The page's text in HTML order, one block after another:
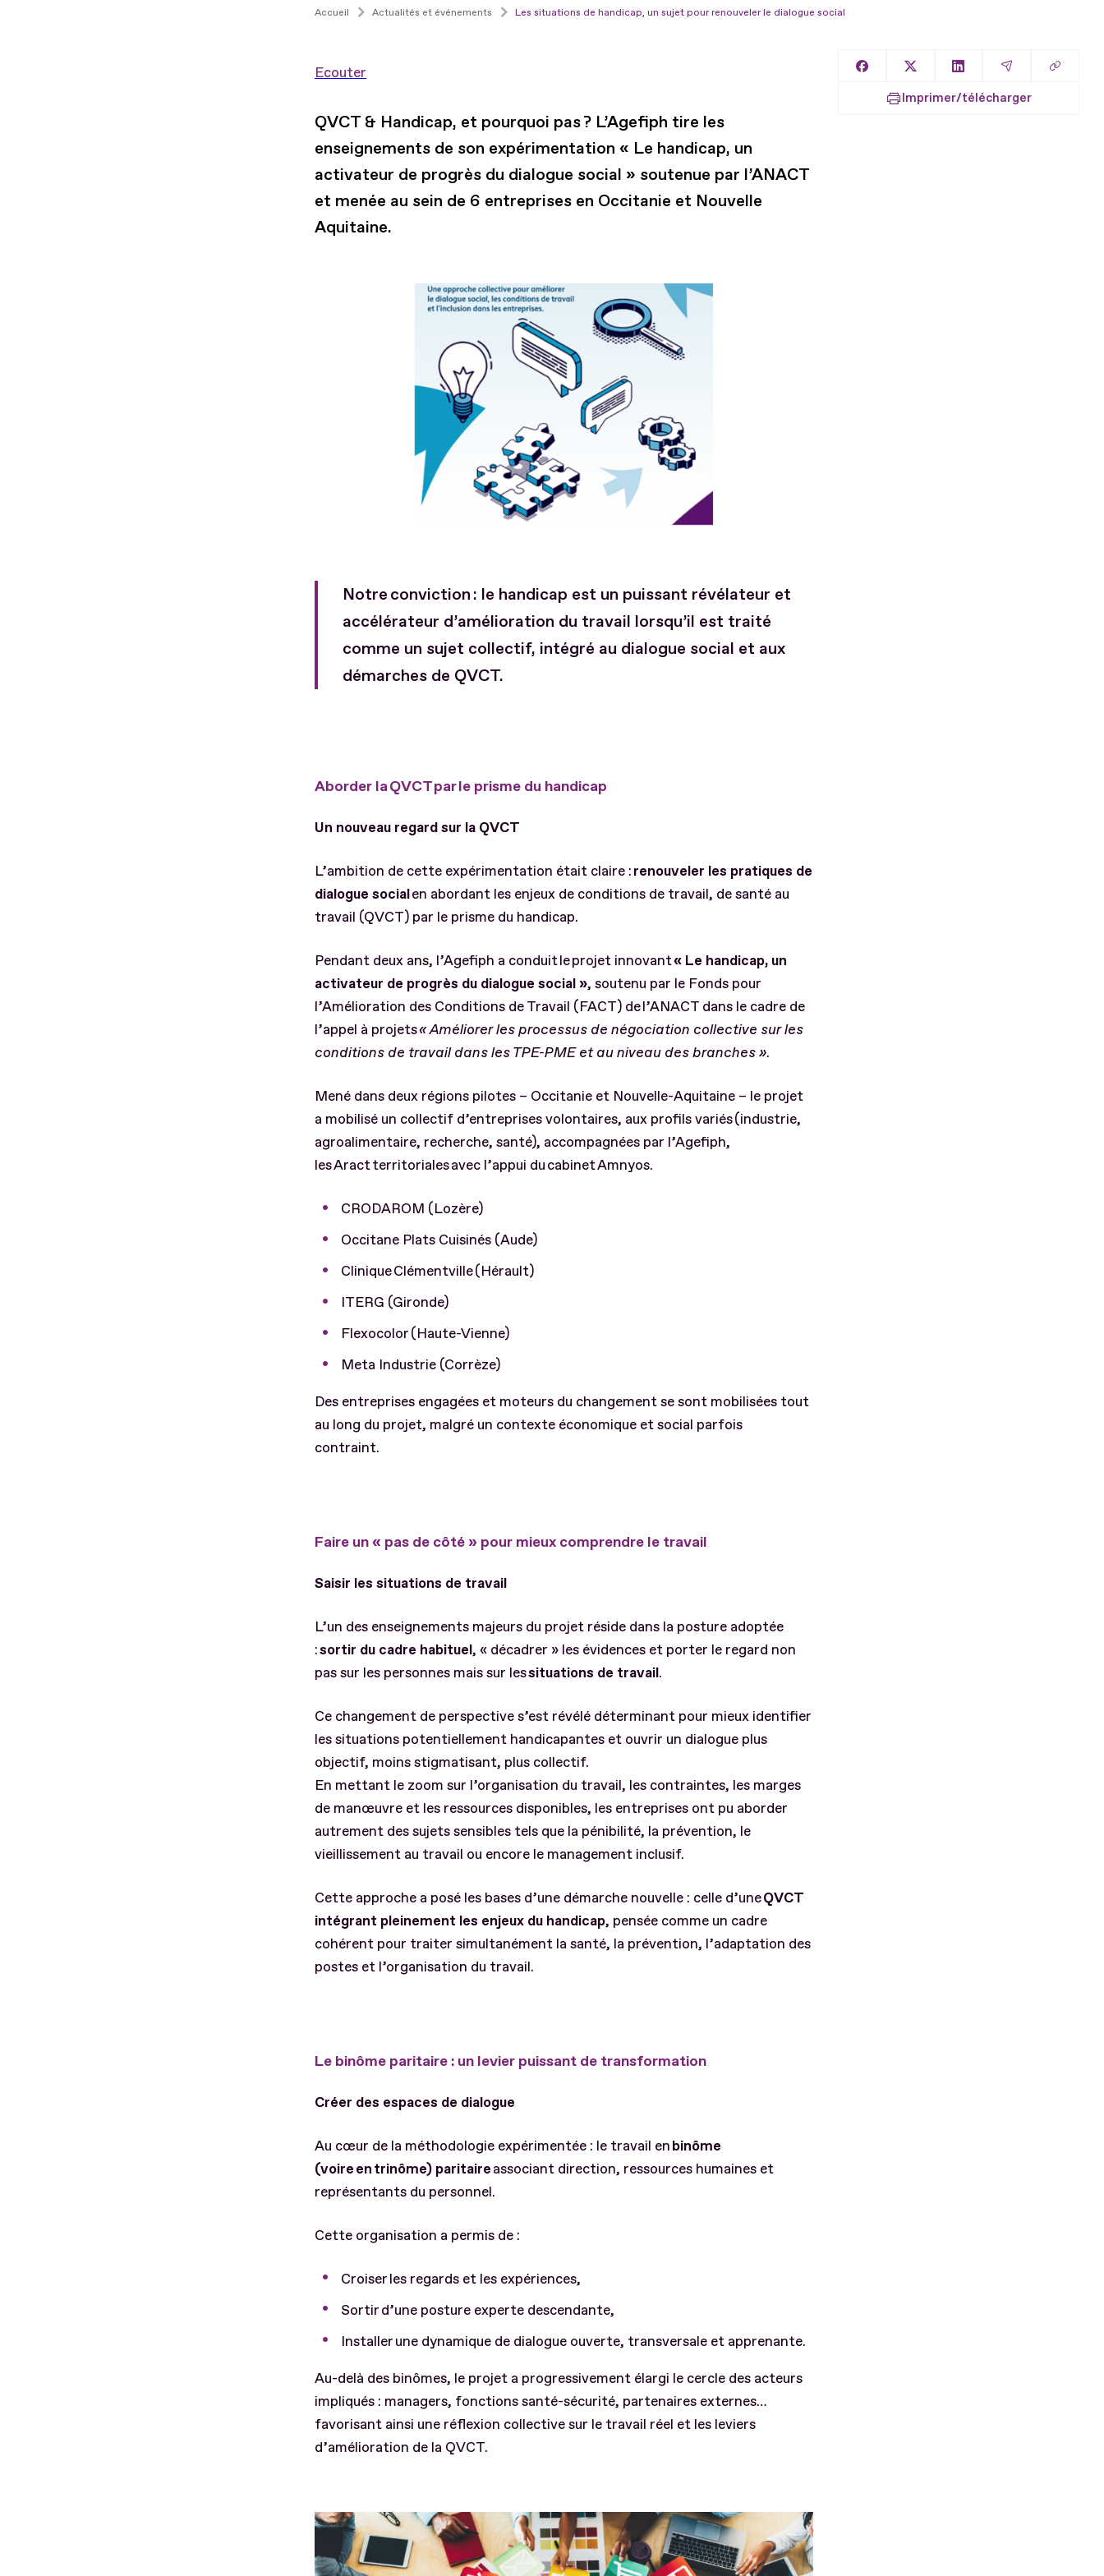
Accueil Actualités et événements Les situations de handicap, un sujet pour renouveler le dialogue social
Ecouter
QVCT & Handicap, et pourquoi pas ? L’Agefiph tire les
enseignements de son expérimentation « Le handicap, un
activateur de progrès du dialogue social » soutenue par l’ANACT
et menée au sein de 6 entreprises en Occitanie et Nouvelle
Aquitaine.
Notre conviction : le handicap est un puissant révélateur et
accélérateur d’amélioration du travail lorsqu’il est traité
comme un sujet collectif, intégré au dialogue social et aux
démarches de QVCT.
Aborder la QVCT par le prisme du handicap
Un nouveau regard sur la QVCT
L’ambition de cette expérimentation était claire :renouveler les pratiques de
dialogue socialen abordant les enjeux de conditions de travail, de santé au
travail (QVCT) par le prisme du handicap.
Pendant deux ans, l’Agefiph a conduit le projet innovant« Le handicap, un
activateur de progrès du dialogue social », soutenu par le Fonds pour
l’Amélioration des Conditions de Travail (FACT) de l’ANACT dans le cadre de
l’appel à projets« Améliorer les processus de négociation collective sur les
conditions de travail dans les TPE-PME et au niveau des branches ».
Mené dans deux régions pilotes – Occitanie et Nouvelle-Aquitaine – le projet
a mobilisé un collectif d’entreprises volontaires, aux profils variés (industrie,
agroalimentaire, recherche, santé), accompagnées par l’Agefiph,
les Aract territoriales avec l’appui du cabinet Amnyos.
CRODAROM (Lozère)
Occitane Plats Cuisinés (Aude)
Clinique Clémentville (Hérault)
ITERG (Gironde)
Flexocolor (Haute-Vienne)
Meta Industrie (Corrèze)
Des entreprises engagées et moteurs du changement se sont mobilisées tout
au long du projet, malgré un contexte économique et social parfois
contraint.
Faire un « pas de côté » pour mieux comprendre le travail
Saisir les situations de travail
L’un des enseignements majeurs du projet réside dans la posture adoptée
:sortir du cadre habituel, « décadrer » les évidences et porter le regard non
pas sur les personnes mais sur lessituations de travail.
Ce changement de perspective s’est révélé déterminant pour mieux identifier
les situations potentiellement handicapantes et ouvrir un dialogue plus
objectif, moins stigmatisant, plus collectif.
En mettant le zoom sur l’organisation du travail, les contraintes, les marges
de manœuvre et les ressources disponibles, les entreprises ont pu aborder
autrement des sujets sensibles tels que la pénibilité, la prévention, le
vieillissement au travail ou encore le management inclusif.
Cette approche a posé les bases d’une démarche nouvelle : celle d’uneQVCT
intégrant pleinement les enjeux du handicap, pensée comme un cadre
cohérent pour traiter simultanément la santé, la prévention, l’adaptation des
postes et l’organisation du travail.
Le binôme paritaire : un levier puissant de transformation
Créer des espaces de dialogue
Au cœur de la méthodologie expérimentée : le travail enbinôme
(voire en trinôme) paritaireassociant direction, ressources humaines et
représentants du personnel.
Cette organisation a permis de :
Croiser les regards et les expériences,
Sortir d’une posture experte descendante,
Installer une dynamique de dialogue ouverte, transversale et apprenante.
Au-delà des binômes, le projet a progressivement élargi le cercle des acteurs
impliqués : managers, fonctions santé-sécurité, partenaires externes…
favorisant ainsi une réflexion collective sur le travail réel et les leviers
d’amélioration de la QVCT.
Fichier
Partager sur Facebook
Partager sur XPartager sur LinkedIn
Partager par
Copier
Imprimer/télécharger